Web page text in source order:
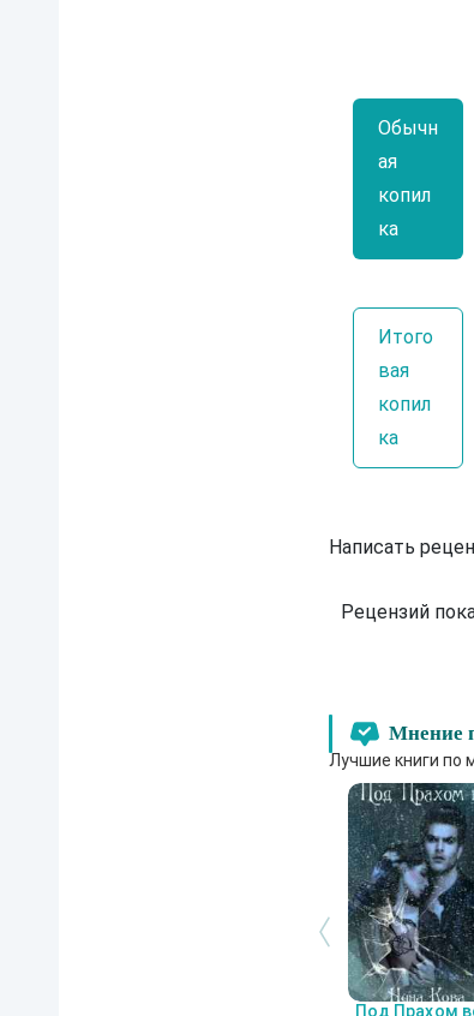
Обычн
ая
копил
ка
Итого
вая
копил
ка
Написать
Рецензий
Мнение
Лучшие книги по
Под Прахом